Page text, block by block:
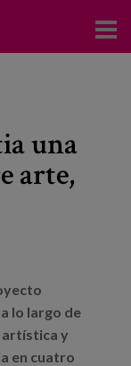
una
arte,
lo largo de
artística y
en cuatro